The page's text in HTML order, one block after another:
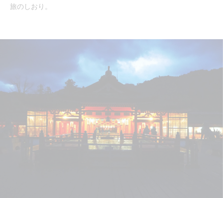
旅のしおり。